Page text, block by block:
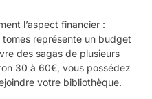
l’aspect financier :
représente un budget
des sagas de plusieurs
30 à 60€, vous possédez
votre bibliothèque.